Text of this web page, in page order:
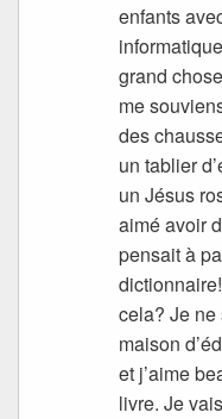
enfants
grand
me
des
un tablier
un Jésus
aimé avoir
pensait à
cela? Je
maison
et j’aime
livre. Je